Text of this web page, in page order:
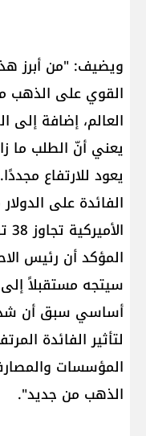
ويضيف: "من أبرز
القوي على الذهب
العالم، إضافة إلى
يعني أنّ الطلب ما
يعود للارتفاع
الفائدة على
المؤكد أن رئيس
سيتجه مستقبلاً
أساسي سبق أن شدد
لتأثير الفائدة
المؤسسات
الذهب من جديد".